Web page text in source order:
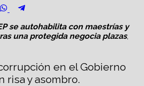
Share
WhatsApp
se autohabilita con maestrías y
una protegida negocia plazas,
en el Gobierno
risa y asombro.